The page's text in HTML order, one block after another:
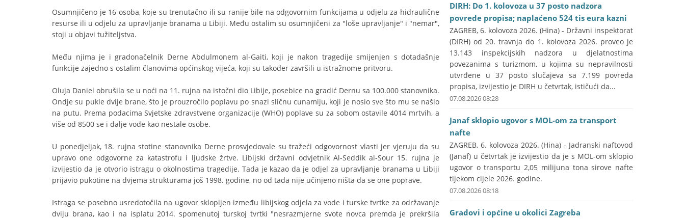
Osumnjičeno je 16 osoba, koje su trenutačno ili su ranije bile na odgovornim funkcijama u odjelu za hidraulične
resurse ili u odjelu za upravljanje branama u Libiji. Među ostalim su osumnjičeni za "loše upravljanje" i "nemar",
stoji u objavi tužiteljstva.
Među njima je i gradonačelnik Derne Abdulmonem al-Gaiti, koji je nakon tragedije smijenjen s dotadašnje
funkcije zajedno s ostalim članovima općinskog vijeća, koji su također završili u istražnome pritvoru.
Oluja Daniel obrušila se u noći na 11. rujna na istočni dio Libije, posebice na gradić Dernu sa 100.000 stanovnika.
Ondje su pukle dvije brane, što je prouzročilo poplavu po snazi sličnu cunamiju, koji je nosio sve što mu se našlo
na putu. Prema podacima Svjetske zdravstvene organizacije (WHO) poplave su za sobom ostavile 4014 mrtvih, a
više od 8500 se i dalje vode kao nestale osobe.
U ponedjeljak, 18. rujna stotine stanovnika Derne prosvjedovale su tražeći odgovornost vlasti jer vjeruju da su
upravo one odgovorne za katastrofu i ljudske žrtve. Libijski državni odvjetnik Al-Seddik al-Sour 15. rujna je
izvijestio da je otvorio istragu o okolnostima tragedije. Tada je kazao da je odjel za upravljanje branama u Libiji
prijavio pukotine na dvjema strukturama još 1998. godine, no od tada nije učinjeno ništa da se one poprave.
Istraga se posebno usredotočila na ugovor sklopljen između libijskog odjela za vode i turske tvrtke za održavanje
dviju brana, kao i na isplatu 2014. spomenutoj turskoj tvrtki "nesrazmjerne svote novca premda je prekršila
DIRH: Do 1. kolovoza u 37 posto nadzora
povrede propisa; naplaćeno 524 tis eura kazni
ZAGREB, 6. kolovoza 2026. (Hina) - Državni inspektorat
(DIRH) od 20. travnja do 1. kolovoza 2026. proveo je
13.143 inspekcijskih nadzora u djelatnostima
povezanima s turizmom, u kojima su nepravilnosti
utvrđene u 37 posto slučajeva sa 7.199 povreda
propisa, izvijestio je DIRH u četvrtak, ističući da...
07.08.2026 08:28
Janaf sklopio ugovor s MOL-om za transport
nafte
ZAGREB, 6. kolovoza 2026. (Hina) - Jadranski naftovod
(Janaf) u četvrtak je izvijestio da je s MOL-om sklopio
ugovor o transportu 2,05 milijuna tona sirove nafte
tijekom cijele 2026. godine.
07.08.2026 08:18
Gradovi i općine u okolici Zagreba